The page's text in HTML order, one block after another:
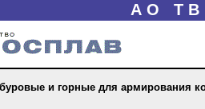
АО
и горные для армирования